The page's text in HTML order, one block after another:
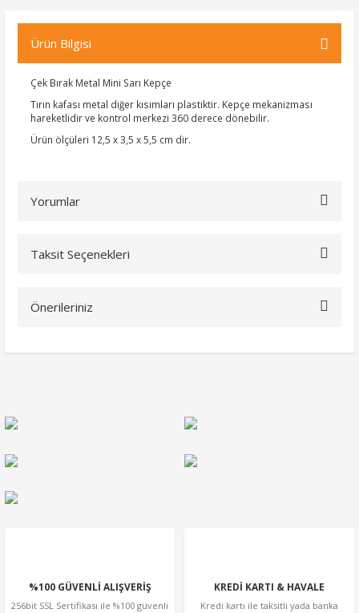
Ürün Bilgisi
Çek Bırak Metal Mini Sarı Kepçe
Tırın kafası metal diğer kısımları plastiktir. Kepçe mekanizması
hareketlidir ve kontrol merkezi 360 derece dönebilir.
Ürün ölçüleri 12,5 x 3,5 x 5,5 cm dir.
Yorumlar
Taksit Seçenekleri
Önerileriniz
Ürün resmi kalitesiz, bozuk veya görüntülenemiyor.
Ürün açıklamasında eksik bilgiler bulunuyor.
%100 GÜVENLİ ALIŞVERİŞ
256bit SSL Sertifikası ile %100 güvenli
KREDİ KARTI & HAVALE
Kredi kartı ile taksitli yada banka